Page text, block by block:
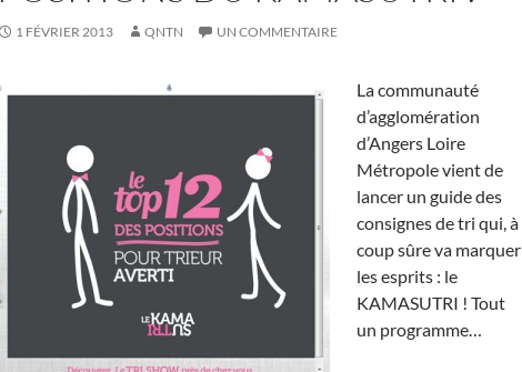
1 FÉVRIER 2013 QNTN UN COMMENTAIRE
La communauté
d’agglomération
d’Angers Loire
Métropole vient de
lancer un guide des
consignes de tri qui, à
coup sûre va marquer
les esprits : le
KAMASUTRI ! Tout
un programme…